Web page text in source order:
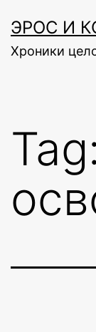
to
content
ЭРОС И
Хроники
Tag: